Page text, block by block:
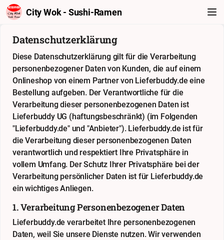
City Wok - Sushi-Ramen
Datenschutzerklärung
Diese Datenschutzerklärung gilt für die Verarbeitung
personenbezogener Daten von Kunden, die auf einem
Onlineshop von einem Partner von Lieferbuddy.de eine
Bestellung aufgeben. Der Verantwortliche für die
Verarbeitung dieser personenbezogenen Daten ist
Lieferbuddy UG (haftungsbeschränkt) (im Folgenden
"Lieferbuddy.de" und "Anbieter"). Lieferbuddy.de ist für
die Verarbeitung dieser personenbezogenen Daten
verantwortlich und respektiert Ihre Privatsphäre in
vollem Umfang. Der Schutz Ihrer Privatsphäre bei der
Verarbeitung persönlicher Daten ist für Lieferbuddy.de
ein wichtiges Anliegen.
1. Verarbeitung Personenbezogener Daten
Lieferbuddy.de verarbeitet Ihre personenbezogenen
Daten, weil Sie unsere Dienste nutzen. Wir verwenden